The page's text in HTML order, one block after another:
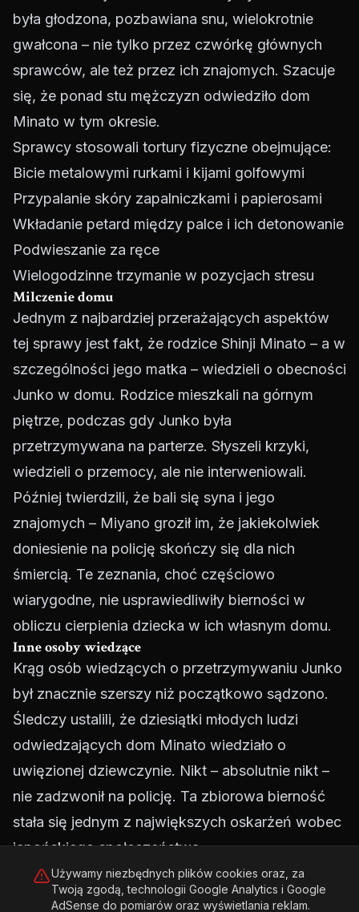
była głodzona, pozbawiana snu, wielokrotnie
gwałcona – nie tylko przez czwórkę głównych
sprawców, ale też przez ich znajomych. Szacuje
się, że ponad stu mężczyzn odwiedziło dom
Minato w tym okresie.
Sprawcy stosowali tortury fizyczne obejmujące:
Bicie metalowymi rurkami i kijami golfowymi
Przypalanie skóry zapalniczkami i papierosami
Wkładanie petard między palce i ich detonowanie
Podwieszanie za ręce
Wielogodzinne trzymanie w pozycjach stresu
Milczenie domu
Jednym z najbardziej przerażających aspektów
tej sprawy jest fakt, że rodzice Shinji Minato – a w
szczególności jego matka – wiedzieli o obecności
Junko w domu. Rodzice mieszkali na górnym
piętrze, podczas gdy Junko była
przetrzymywana na parterze. Słyszeli krzyki,
wiedzieli o przemocy, ale nie interweniowali.
Później twierdzili, że bali się syna i jego
znajomych – Miyano groził im, że jakiekolwiek
doniesienie na policję skończy się dla nich
śmiercią. Te zeznania, choć częściowo
wiarygodne, nie usprawiedliwiły bierności w
obliczu cierpienia dziecka w ich własnym domu.
Inne osoby wiedzące
Krąg osób wiedzących o przetrzymywaniu Junko
był znacznie szerszy niż początkowo sądzono.
Śledczy ustalili, że dziesiątki młodych ludzi
odwiedzających dom Minato wiedziało o
uwięzionej dziewczynie. Nikt – absolutnie nikt –
nie zadzwonił na policję. Ta zbiorowa bierność
stała się jednym z największych oskarżeń wobec
japońskiego społeczeństwa.
Śmierć Junko Furuta – 4 stycznia 1989
4 stycznia 1989 roku Junko Furuta zmarła w
Używamy niezbędnych plików cookies oraz, za
Twoją zgodą, technologii Google Analytics i Google
AdSense do pomiarów oraz wyświetlania reklam.